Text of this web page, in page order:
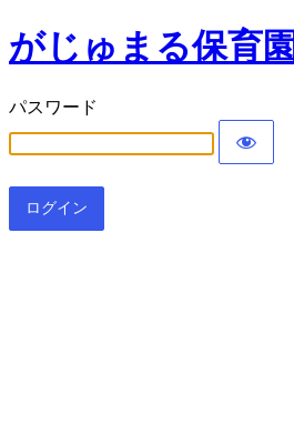
がじゅまる保育園
パスワード